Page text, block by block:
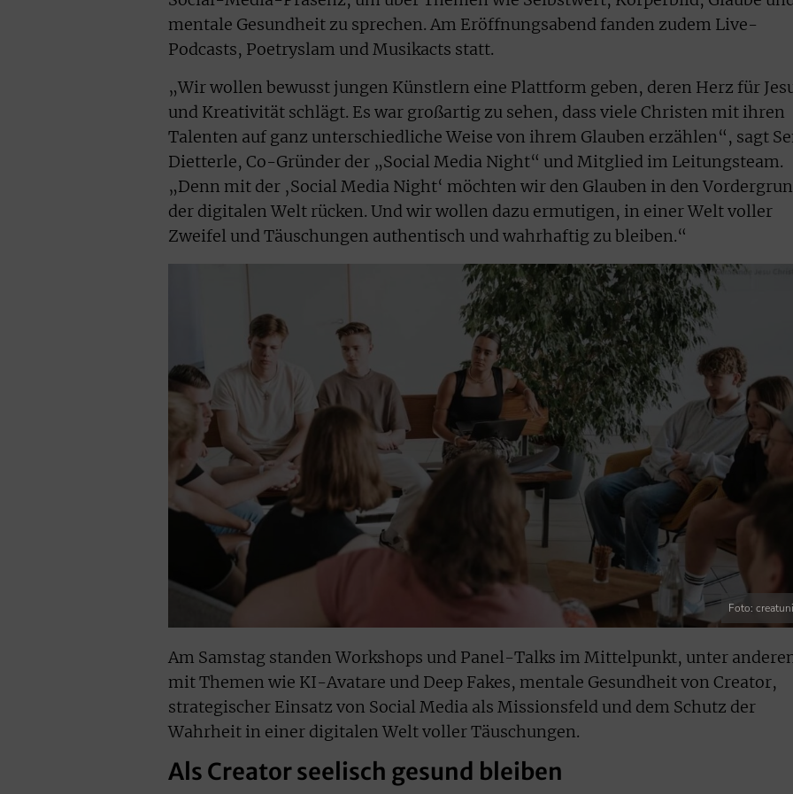
mentale Gesundheit zu sprechen. Am Eröffnungsabend fanden zudem Live-
Podcasts, Poetryslam und Musikacts statt.
„Wir wollen bewusst jungen Künstlern eine Plattform geben, deren Herz für
und Kreativität schlägt. Es war großartig zu sehen, dass viele Christen mit ihren
Talenten auf ganz unterschiedliche Weise von ihrem Glauben erzählen“, sagt
Dietterle, Co-Gründer der „Social Media Night“ und Mitglied im Leitungsteam.
„Denn mit der ‚Social Media Night‘ möchten wir den Glauben in den
der digitalen Welt rücken. Und wir wollen dazu ermutigen, in einer Welt voller
Zweifel und Täuschungen authentisch und wahrhaftig zu bleiben.“
Foto:
Am Samstag standen Workshops und Panel-Talks im Mittelpunkt, unter
mit Themen wie KI-Avatare und Deep Fakes, mentale Gesundheit von Creator,
strategischer Einsatz von Social Media als Missionsfeld und dem Schutz der
Wahrheit in einer digitalen Welt voller Täuschungen.
Als Creator seelisch gesund bleiben